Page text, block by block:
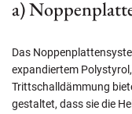
a)
Das
expandiertem
Trittschalldämmung
gestaltet, dass sie die